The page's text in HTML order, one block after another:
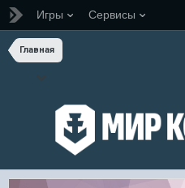
Игры Сервисы
Главная